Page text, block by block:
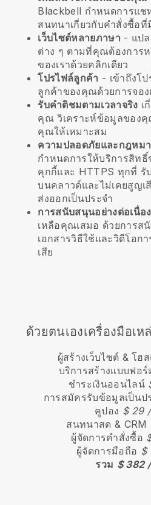
Blackbell กำหนดการแช
สนทนาเกี่ยวกับคำสั่งซื้อที่
เว็บไซต์หลายภาษา - แป
ต่าง ๆ ตามที่คุณต้องการ
ของเราด้วยคลิกเดียว
โปรไฟล์ลูกค้า - เข้าถึงโ
ลูกค้าของคุณด้วยการจอ
รับคำติชมตามเวลาจริง เ
คุณ วิเคราะห์ข้อมูลของคุ
คุณให้เหมาะสม
ความปลอดภัยและกฎหมา
กำหนดการให้บริการสิท
คุกกี้และ HTTPS ทุกที่ รั
บนคลาวด์และไม่เคยสูญ
ส่งออกเป็นประจำ
การสนับสนุนอย่างต่อเนื่อง
เหลือคุณเสมอ ด้วยการส
เอกสารวิธีใช้และวิดีโอ
เสีย
ด้วยตนเองเครื่องมือเ
ผู้สร้างเว็บไซต์ & โฮ
บริการสร้างแบบฟอร์
ชำระเงินออนไลน์
การสมัครรับข้อมูลเป็นป
คูปอง $ 29
สนทนาสด & CRM
ผู้จัดการคำสั่งซื้อ
ผู้จัดการมือถือ $
รวม $ 382